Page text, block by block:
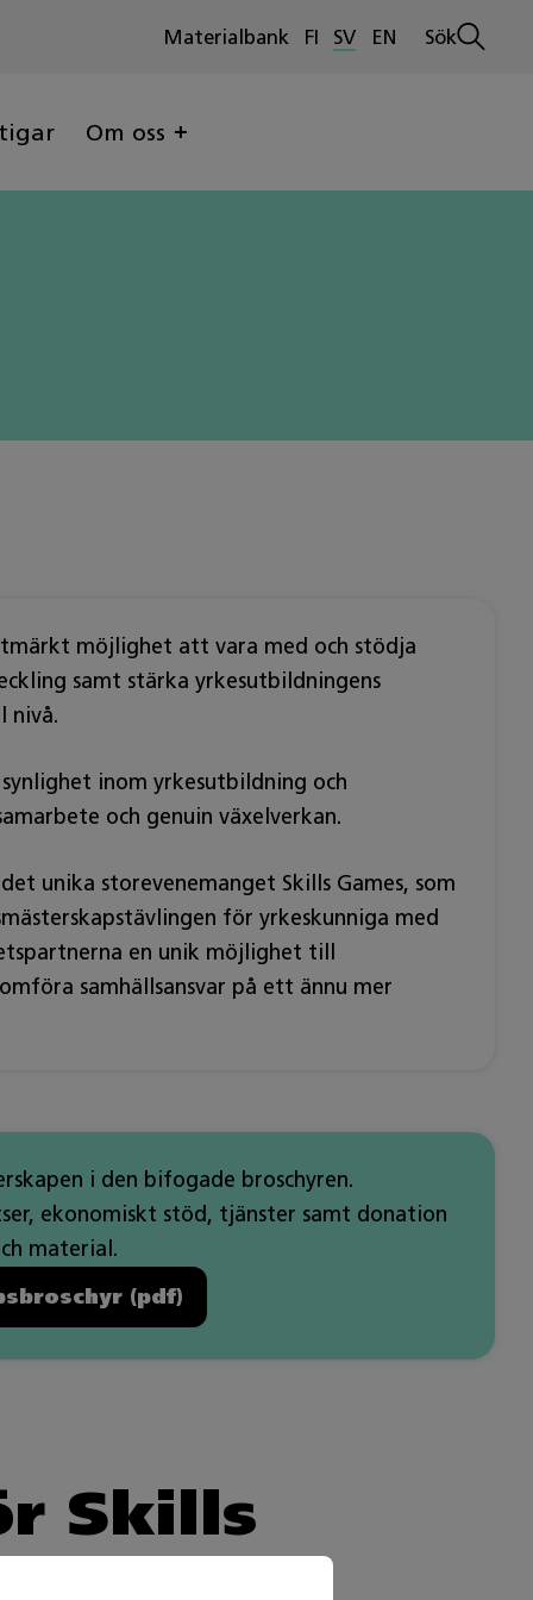
Materialbank FI SV EN
Öppna
Sök
Om oss
möjlighet att vara med och stödja
samt stärka yrkesutbildningens
nivå.
inom yrkesutbildning och
och genuin växelverkan.
unika storevenemanget Skills Games, som
för yrkeskunniga med
en unik möjlighet till
samhällsansvar på ett ännu mer
i den bifogade broschyren.
ekonomiskt stöd, tjänster samt donation
material.
(pdf)
Skills